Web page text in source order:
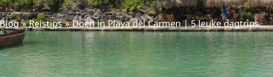
Blog Reistips Doen in Playa del Carmen | 5 leuke dagtrips